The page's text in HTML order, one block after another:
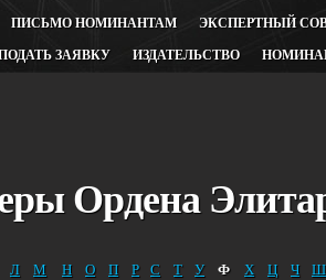
ПИСЬМО НОМИНАНТАМ ЭКСПЕРТНЫЙ
ЗАЯВКУ ИЗДАТЕЛЬСТВО
Ордена
Л М Н О П Р С Т У Ф Х Ц Ч Ш